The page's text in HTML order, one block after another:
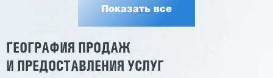
Показать все
ГЕОГРАФИЯ ПРОДАЖ
И ПРЕДОСТАВЛЕНИЯ УСЛУГ